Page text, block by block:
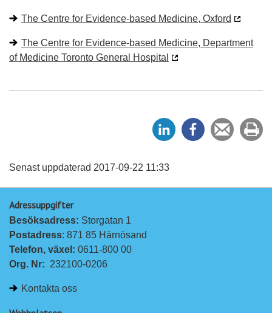
The Centre for Evidence-based Medicine, Oxford
The Centre for Evidence-based Medicine, Department
of Medicine Toronto General Hospital
e
e
Tipsa
en
ut
Senast uppdaterad 2017-09-22 11:33
Adressuppgifter
Besöksadress: Storgatan 1
Postadress: 871 85 Härnösand
Telefon, växel: 0611-800 00
Org. Nr: 232100-0206
Kontakta oss